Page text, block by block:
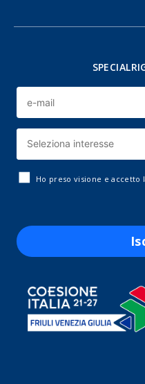
Ho preso visione e accetto